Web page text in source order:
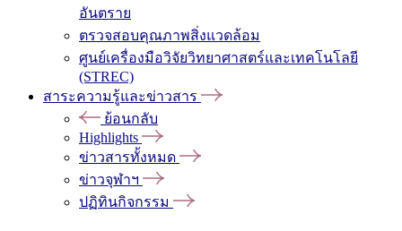
อันตราย
ตรวจสอบคุณภาพสิ่งแวดล้อม
ศูนย์เครื่องมือวิจัยวิทยาศาสตร์และเทคโนโลยี
(STREC)
สาระความรู้และข่าวสาร
ย้อนกลับ
Highlights
ข่าวสารทั้งหมด
ข่าวจุฬาฯ
ปฏิทินกิจกรรม